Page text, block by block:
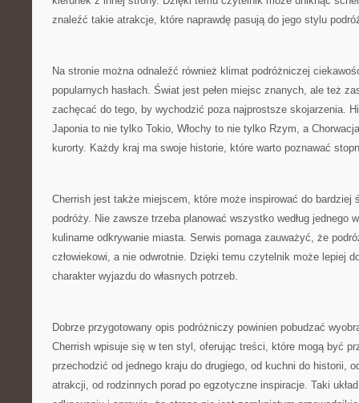
znaleźć takie atrakcje, które naprawdę pasują do jego stylu
Na stronie można odnaleźć również klimat podróżniczej
popularnych hasłach. Świat jest pełen miejsc znanych, ale też
zachęcać do tego, by wychodzić poza najprostsze skojarzenia.
Japonia to nie tylko Tokio, Włochy to nie tylko Rzym, a
kurorty. Każdy kraj ma swoje historie, które warto poznawać
Cherrish jest także miejscem, które może inspirować do bardziej
podróży. Nie zawsze trzeba planować wszystko według jednego
kulinarne odkrywanie miasta. Serwis pomaga zauważyć, że
człowiekowi, a nie odwrotnie. Dzięki temu czytelnik może lepiej
charakter wyjazdu do własnych potrzeb.
Dobrze przygotowany opis podróżniczy powinien pobudzać
Cherrish wpisuje się w ten styl, oferując treści, które mogą być
przechodzić od jednego kraju do drugiego, od kuchni do historii,
atrakcji, od rodzinnych porad po egzotyczne inspiracje. Taki